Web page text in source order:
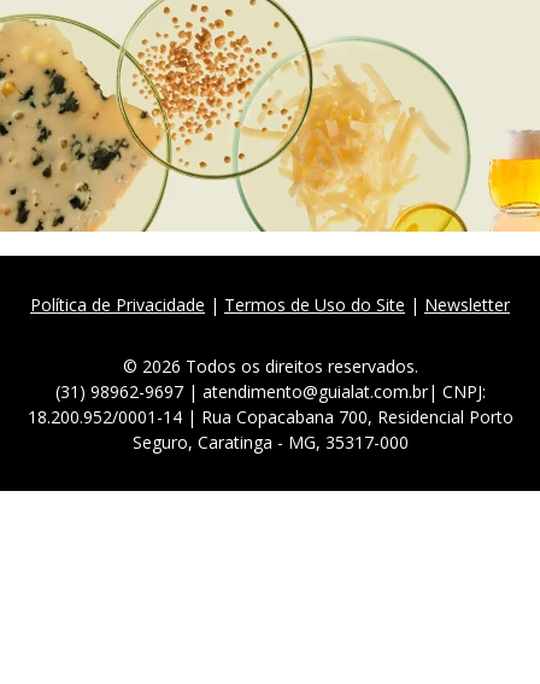
Política de Privacidade | Termos de Uso do Site | Newsletter
© 2026 Todos os direitos reservados.
(31) 98962-9697 | atendimento@guialat.com.br| CNPJ:
18.200.952/0001-14 | Rua Copacabana 700, Residencial Porto
Seguro, Caratinga - MG, 35317-000